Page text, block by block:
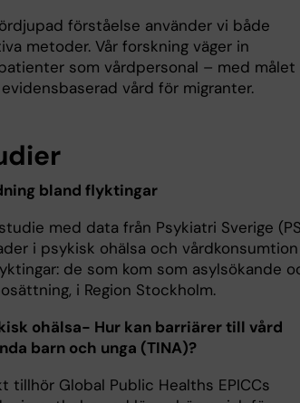
förståelse använder vi både
metoder. Vår forskning väger in
som vårdpersonal – med
vård för migranter.
bland flyktingar
med data från Psykiatri Sverige
i psykisk ohälsa och vårdkonsumtion
de som kom som asylsökande
i Region Stockholm.
ohälsa- Hur kan barriärer till vård
barn och unga (TINA)?
Global Public Healths EPICCs